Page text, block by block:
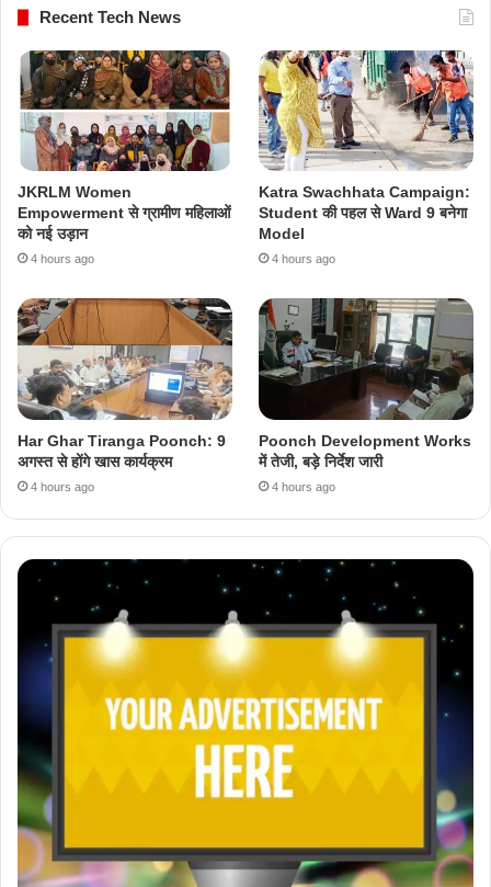
Recent Tech News
JKRLM Women
Empowerment से ग्रामीण महिलाओं
को नई उड़ान
4 hours ago
Katra Swachhata Campaign:
Student की पहल से Ward 9 बनेगा
Model
4 hours ago
Har Ghar Tiranga Poonch: 9
अगस्त से होंगे खास कार्यक्रम
4 hours ago
Poonch Development Works
में तेजी, बड़े निर्देश जारी
4 hours ago